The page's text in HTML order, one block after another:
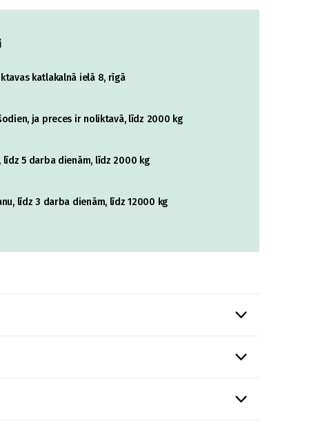
katlakalnā ielā 8, rīgā
ja preces ir noliktavā, līdz 2000 kg
5 darba dienām, līdz 2000 kg
līdz 3 darba dienām, līdz 12000 kg